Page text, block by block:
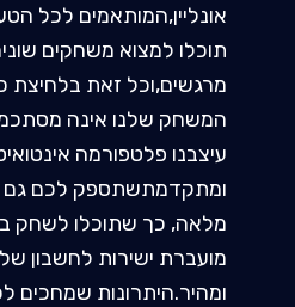
אונליין,המותאמים לכל
תוכלו למצוא משחקים
מרגשים,וכל זאת בלחיצת
המשחק שלנו אינה
עיצבנו פלטפורמה
ומתקדמתשתספק לכם
מלאה, כך שתוכלו לשחק
מועברת ישירות לחשבון
ומהיר.היתרונות שמחכים